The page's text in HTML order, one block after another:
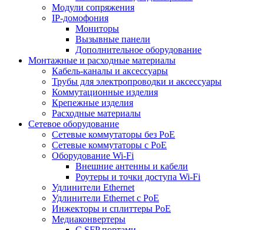
Модули сопряжения
IP-домофония
Мониторы
Вызывные панели
Дополнительное оборудование
Монтажные и расходные материалы
Кабель-каналы и аксессуары
Трубы для электропроводки и аксессуары
Коммутационные изделия
Крепежные изделия
Расходные материалы
Сетевое оборудование
Сетевые коммутаторы без РоЕ
Сетевые коммутаторы с РоЕ
Оборудование Wi-Fi
Внешние антенны и кабели
Роутеры и точки доступа Wi-Fi
Удлинители Ethernet
Удлинители Ethernet с PoE
Инжекторы и сплиттеры РоЕ
Медиаконвертеры